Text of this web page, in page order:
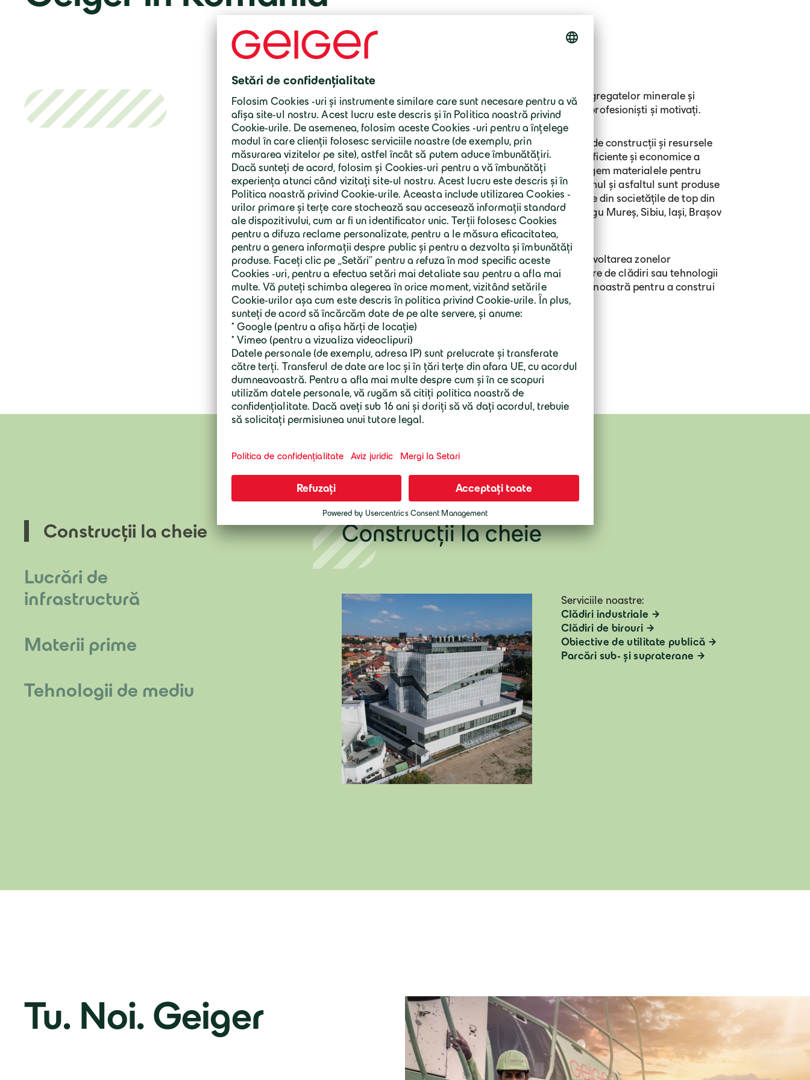
În România, ne ocupăm de domeniul construcțiilor, agregatelor minerale și
tehnologiilor de mediu, având peste 650 de angajați profesioniști și motivați.
În grupul Geiger, combinaţia optimă între activităţile de construcţii și resursele
minerale a reprezentat dintotdeauna baza derulării eficiente şi economice a
proiectelor. Deținem balastiere proprii de unde extragem materialele pentru
construcții de infrastructură și construcții civile. Betonul și asfaltul sunt produse
în stațiile noastre de asfalt și de betoane. Facem parte din societăţile de top din
domeniul construcţiilor, având puncte de lucru în Târgu Mureș, Sibiu, Iași, Brașov
şi București.
Fie că este vorba de construcții de infrastructură, dezvoltarea zonelor
industriale sau comerciale, construcții civile, reabilitare de clădiri sau tehnologii
de mediu. În toate aceste domenii folosim experiența noastră pentru a construi
un viitor mai bun.
Construcții la cheie
Lucrări de
infrastructură
Materii prime
Tehnologii de mediu
Construcții la cheie
Serviciile noastre:
Clădiri industriale
Clădiri de birouri
Obiective de utilitate publică
Parcări sub- și supraterane
Tu. Noi. Geiger